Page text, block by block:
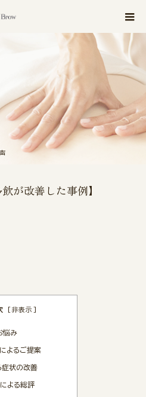
が改善した事例】
非表示
悩み
よるご提案
状の改善
よる総評